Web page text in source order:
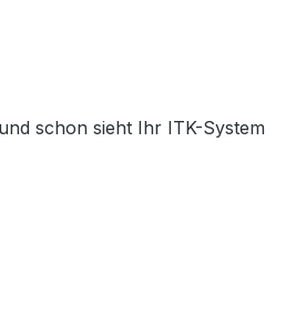
schon sieht Ihr ITK-System